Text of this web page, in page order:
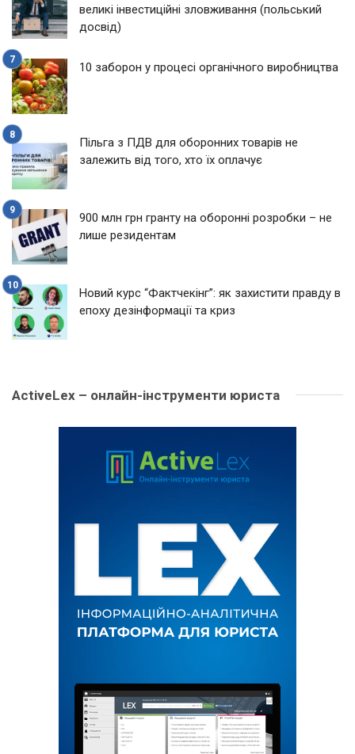
великі інвестиційні зловживання (польський
досвід)
10 заборон у процесі органічного виробництва
Пільга з ПДВ для оборонних товарів не
залежить від того, хто їх оплачує
900 млн грн гранту на оборонні розробки – не
лише резидентам
Новий курс “Фактчекінг”: як захистити правду в
епоху дезінформації та криз
ActiveLex – онлайн-інструменти юриста